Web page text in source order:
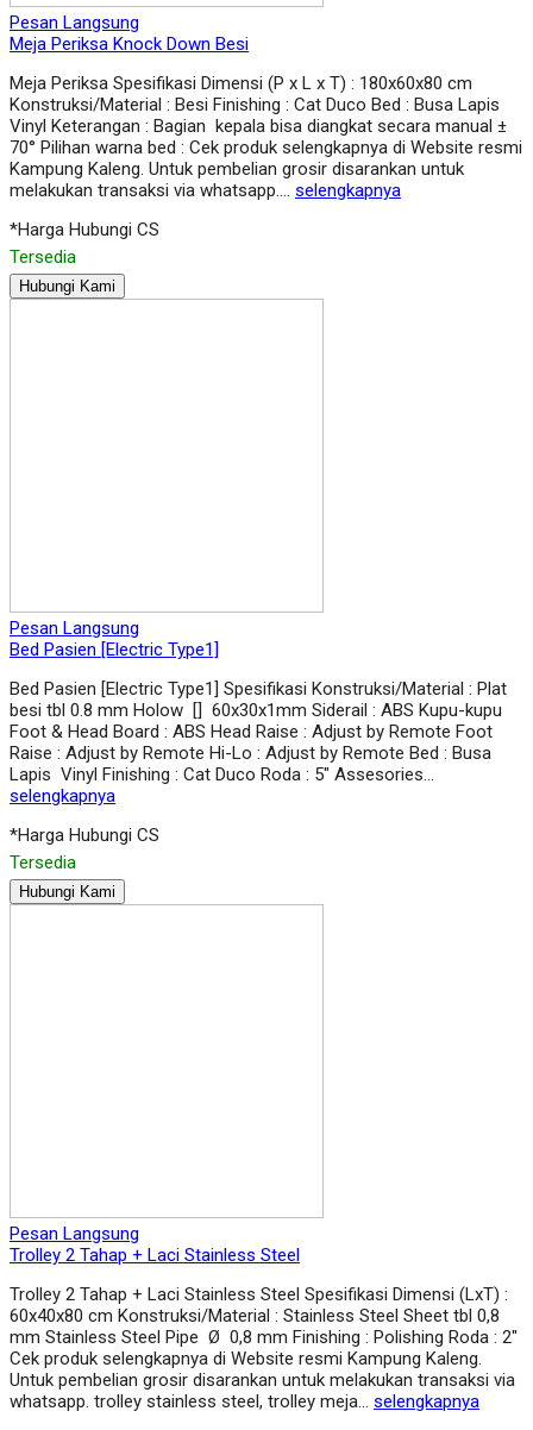
Pesan Langsung
Meja Periksa Knock Down Besi
Meja Periksa Spesifikasi Dimensi (P x L x T) : 180x60x80 cm
Konstruksi/Material : Besi Finishing : Cat Duco Bed : Busa Lapis
Vinyl Keterangan : Bagian kepala bisa diangkat secara manual ±
70° Pilihan warna bed : Cek produk selengkapnya di Website resmi
Kampung Kaleng. Untuk pembelian grosir disarankan untuk
melakukan transaksi via whatsapp…. selengkapnya
*Harga Hubungi CS
Tersedia
Hubungi Kami
Pesan Langsung
Bed Pasien [Electric Type1]
Bed Pasien [Electric Type1] Spesifikasi Konstruksi/Material : Plat
besi tbl 0.8 mm Holow [] 60x30x1mm Siderail : ABS Kupu-kupu
Foot & Head Board : ABS Head Raise : Adjust by Remote Foot
Raise : Adjust by Remote Hi-Lo : Adjust by Remote Bed : Busa
Lapis Vinyl Finishing : Cat Duco Roda : 5″ Assesories…
selengkapnya
*Harga Hubungi CS
Tersedia
Hubungi Kami
Pesan Langsung
Trolley 2 Tahap + Laci Stainless Steel
Trolley 2 Tahap + Laci Stainless Steel Spesifikasi Dimensi (LxT) :
60x40x80 cm Konstruksi/Material : Stainless Steel Sheet tbl 0,8
mm Stainless Steel Pipe Ø 0,8 mm Finishing : Polishing Roda : 2″
Cek produk selengkapnya di Website resmi Kampung Kaleng.
Untuk pembelian grosir disarankan untuk melakukan transaksi via
whatsapp. trolley stainless steel, trolley meja… selengkapnya